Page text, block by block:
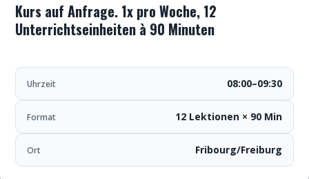
Kurs auf Anfrage. 1x pro Woche, 12
Unterrichtseinheiten à 90 Minuten
Uhrzeit 08:00–09:30
Format 12 Lektionen × 90 Min
Ort Fribourg/Freiburg